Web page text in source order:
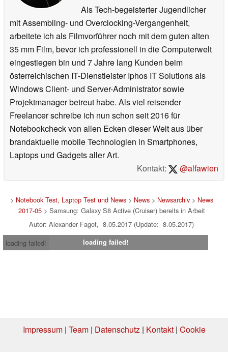
Als Tech-begeisterter Jugendlicher
mit Assembling- und Overclocking-Vergangenheit,
arbeitete ich als Filmvorführer noch mit dem guten alten
35 mm Film, bevor ich professionell in die Computerwelt
eingestiegen bin und 7 Jahre lang Kunden beim
österreichischen IT-Dienstleister Iphos IT Solutions als
Windows Client- und Server-Administrator sowie
Projektmanager betreut habe. Als viel reisender
Freelancer schreibe ich nun schon seit 2016 für
Notebookcheck von allen Ecken dieser Welt aus über
brandaktuelle mobile Technologien in Smartphones,
Laptops und Gadgets aller Art.
Kontakt:
@alfawien
> Notebook Test, Laptop Test und News> News> Newsarchiv> News
2017-05> Samsung: Galaxy S8 Active (Cruiser) bereits in Arbeit
Autor: Alexander Fagot, 8.05.2017 (Update: 8.05.2017)
loading failed!
loading failed!
Impressum| Team| Datenschutz| Kontakt| Cookie